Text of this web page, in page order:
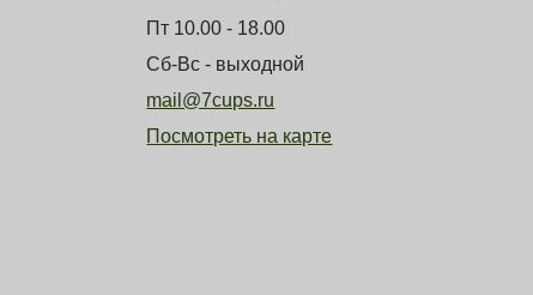
Пт 10.00 - 18.00
Сб-Вс - выходной
mail@7cups.ru
Посмотреть на карте